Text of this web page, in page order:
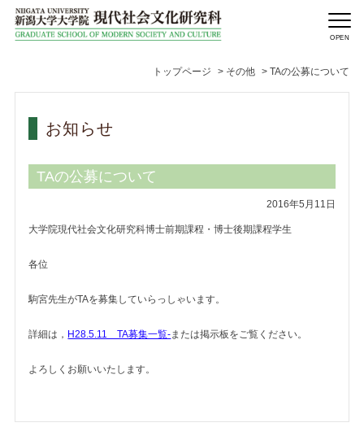
トップページ > その他 >TAの公募について
お知らせ
TAの公募について
2016年5月11日
大学院現代社会文化研究科博士前期課程・博士後期課程学生
各位
駒宮先生がTAを募集していらっしゃいます。
詳細は， H28.5.11 TA募集一覧-または掲示板をご覧ください。
よろしくお願いいたします。